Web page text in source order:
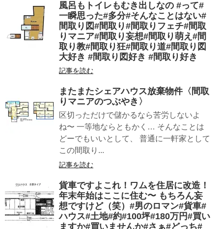
風呂もトイレもむき出しなの︎ #って#
一瞬思った#多分#そんなことはない#
間取り図#間取り#間取りフェチ#間取
りマニア#間取り妄想#間取り萌え#間
取り教#間取り狂#間取り道#間取り図
大好き #間取り図好き #間取り好き
記事を読む
またまたシェアハウス放棄物件〈間取
りマニアのつぶやき〉
区切っただけで儲かるなら苦労しないよ
ね〜 一等地ならともかく… そんなことは
どーでもいいとして、 普通に一軒家として
この間取り...
記事を読む
貨車ですよこれ！ワムを住居に改造！
年末年始はここに住む〜 もちろん妄
想ですけど（笑）#男のロマン#貨車#
ハウス#土地#約#100坪#180万円#買い
ますか#買いませんか#さぁ#どっち#